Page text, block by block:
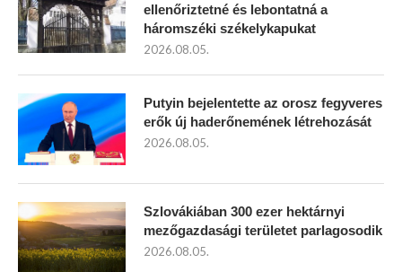
ellenőriztetné és lebontatná a
háromszéki székelykapukat
2026.08.05.
Putyin bejelentette az orosz fegyveres
erők új haderőnemének létrehozását
2026.08.05.
Szlovákiában 300 ezer hektárnyi
mezőgazdasági területet parlagosodik
2026.08.05.